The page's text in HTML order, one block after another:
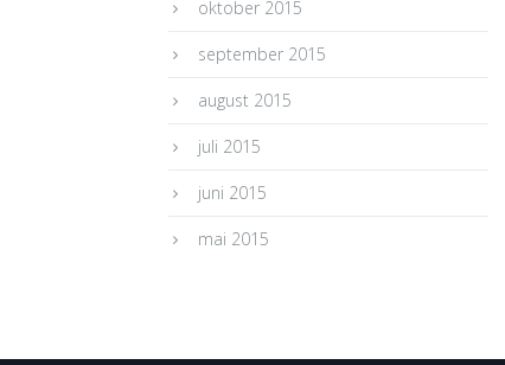
oktober 2015
september 2015
august 2015
juli 2015
juni 2015
mai 2015